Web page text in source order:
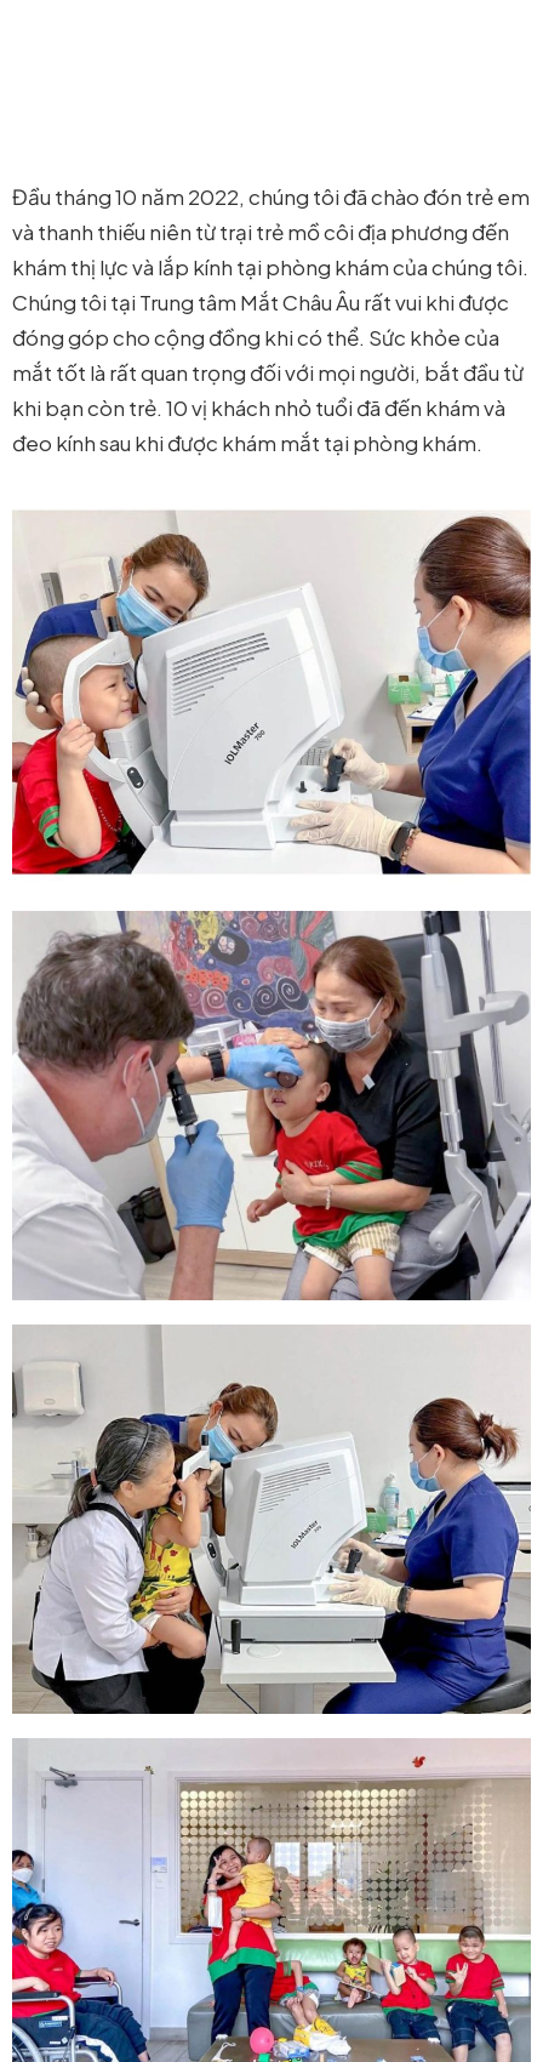
Đầu tháng 10 năm 2022, chúng tôi đã chào đón trẻ em
và thanh thiếu niên từ trại trẻ mồ côi địa phương đến
khám thị lực và lắp kính tại phòng khám của chúng tôi.
Chúng tôi tại Trung tâm Mắt Châu Âu rất vui khi được
đóng góp cho cộng đồng khi có thể. Sức khỏe của
mắt tốt là rất quan trọng đối với mọi người, bắt đầu từ
khi bạn còn trẻ. 10 vị khách nhỏ tuổi đã đến khám và
đeo kính sau khi được khám mắt tại phòng khám.